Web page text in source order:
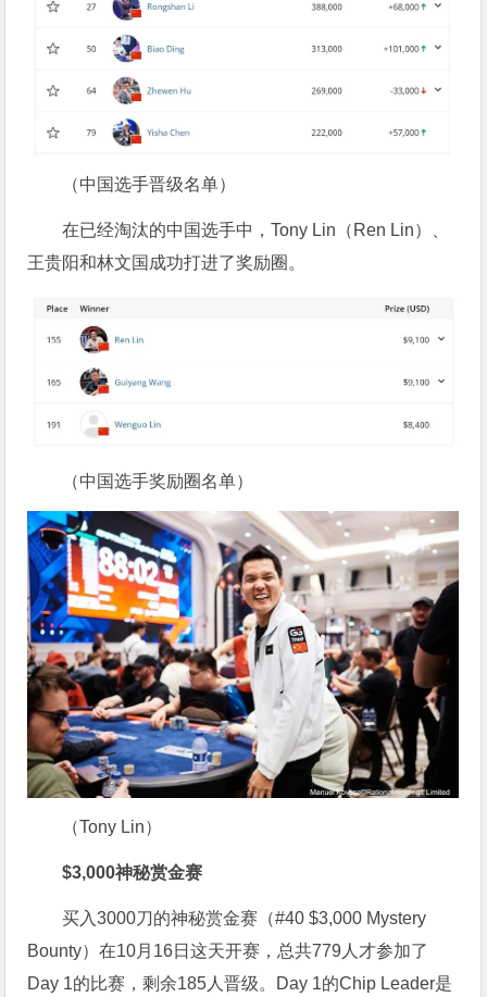
（中国选手晋级名单）
在已经淘汰的中国选手中，Tony Lin（Ren Lin）、
王贵阳和林文国成功打进了奖励圈。
（中国选手奖励圈名单）
（Tony Lin）
$3,000神秘赏金赛
买入3000刀的神秘赏金赛（#40 $3,000 Mystery
Bounty）在10月16日这天开赛，总共779人才参加了
Day 1的比赛，剩余185人晋级。Day 1的Chip Leader是